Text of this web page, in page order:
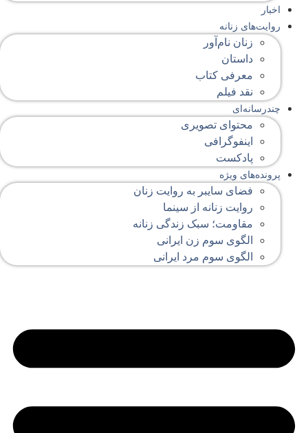
اخبار
روایت‌های زنانه
زنان نام‌آور
داستان
معرفی کتاب
نقد فیلم
چندرسانه‌ای
محتوای تصویری
اینفوگرافی
پادکست
پرونده‌های ویژه
فضای سایبر به روایت زنان
روایت زنانه از سینما
مقاومت؛ سبک زندگی زنانه
الگوی سوم زن ایرانی
الگوی سوم مرد ایرانی